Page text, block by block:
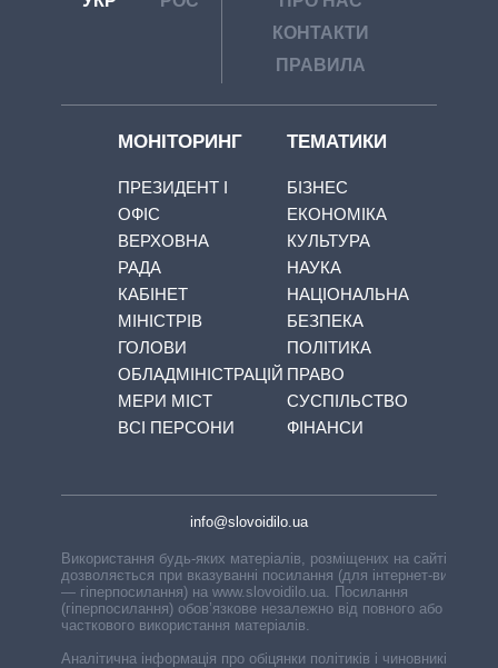
КОНТАКТИ
ПРАВИЛА
МОНІТОРИНГ
ПРЕЗИДЕНТ І
ОФІС
ВЕРХОВНА
РАДА
КАБІНЕТ
МІНІСТРІВ
ГОЛОВИ
ОБЛАДМІНІСТРАЦІЙ
МЕРИ МІСТ
ВСІ ПЕРСОНИ
ТЕМАТИКИ
БІЗНЕС
ЕКОНОМІКА
КУЛЬТУРА
НАУКА
НАЦІОНАЛЬНА
БЕЗПЕКА
ПОЛІТИКА
ПРАВО
СУСПІЛЬСТВО
ФІНАНСИ
info@slovoidilo.ua
Використання будь-яких матеріалів, розміщених на сайті,
дозволяється при вказуванні посилання (для інтернет-видань
— гіперпосилання) на www.slovoidilo.ua. Посилання
(гіперпосилання) обов’язкове незалежно від повного або
часткового використання матеріалів.
Аналітична інформація про обіцянки політиків і чиновників,